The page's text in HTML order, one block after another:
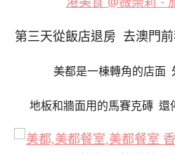
第三天從飯店退房 去澳門
美都是一棟轉角的店面
地板和牆面用的馬賽克磚 還